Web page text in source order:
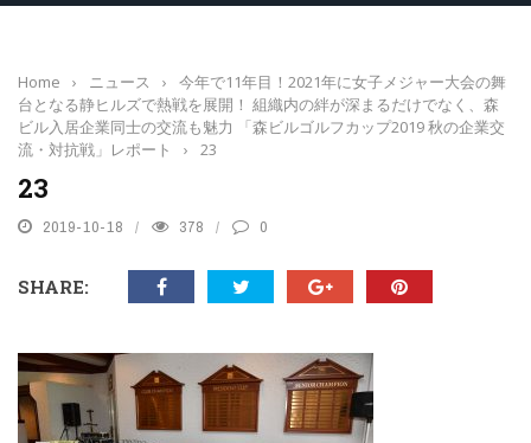
Home › ニュース ›
今年で11年目！2021年に女子メジャー大会の舞
台となる静ヒルズで熱戦を展開！ 組織内の絆が深まるだけでなく、森
ビル入居企業同士の交流も魅力 「森ビルゴルフカップ2019 秋の企業交
流・対抗戦」レポート
› 23
23
2019-10-18 378 0
SHARE: